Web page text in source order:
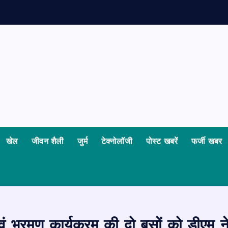
खेल जीवन शैली जुर्म टेक्नोलॉजी पोस्ट खबरें फर्जी खबर